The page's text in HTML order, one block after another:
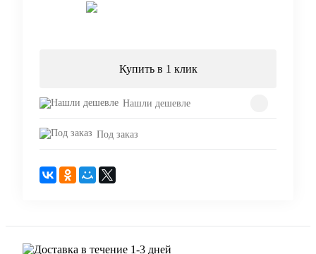
Купить в 1 клик
Нашли дешевле
Под заказ